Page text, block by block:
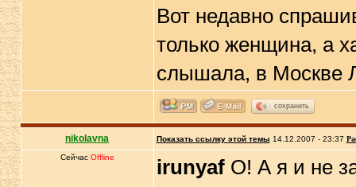
Вот недавно
только женщина, а
слышала, в Москве
сохранить
nikolavna Показать ссылку этой темы 14.12.2007 - 23:37
Сейчас Offline irunyafО! А я и не